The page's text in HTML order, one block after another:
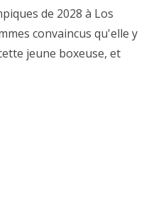
de 2028 à Los
convaincus qu'elle y
jeune boxeuse, et